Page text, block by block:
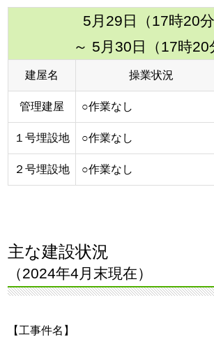
5月29日（17時20分
～ 5月30日（17時20
建屋名 操業状況
管理建屋 ○作業なし
１号埋設地 ○作業なし
２号埋設地 ○作業なし
主な建設状況
（2024年4月末現在）
【工事件名】